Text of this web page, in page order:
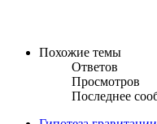
Похожие темы
Ответов
Просмотров
Последнее